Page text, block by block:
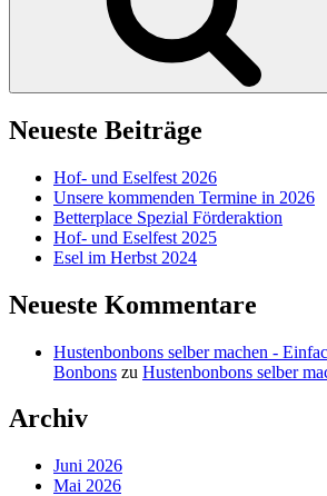
Neueste Beiträge
Hof- und Eselfest 2026
Unsere kommenden Termine in 2026
Betterplace Spezial Förderaktion
Hof- und Eselfest 2025
Esel im Herbst 2024
Neueste Kommentare
Hustenbonbons selber machen -
Bonbons zu Hustenbonbons selber
Archiv
Juni 2026
Mai 2026